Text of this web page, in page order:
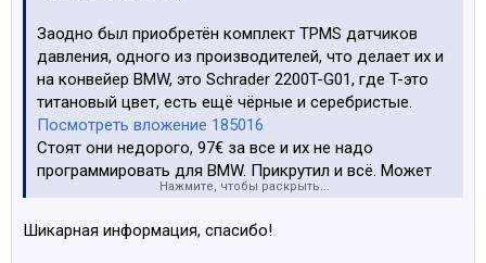
Заодно был приобретён комплект TPMS датчиков
давления, одного из производителей, что делает их и
на конвейер BMW, это Schrader 2200T-G01, где T-это
титановый цвет, есть ещё чёрные и серебристые.
Посмотреть вложение 185016
Стоят они недорого, 97€ за все и их не надо
программировать для BMW. Прикрутил и всё. Может
сейчас все датчики так, не знаю, но эти точно
Если хотите, чтобы служили дольше оригинала, берите
Нажмите, чтобы раскрыть...
Шикарная информация, спасибо!